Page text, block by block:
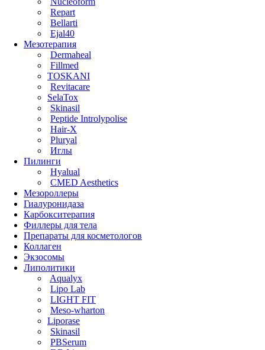
Repart
Bellarti
Ejal40
Мезотерапия
Dermaheal
Fillmed
TOSKANI
Revitacare
SelaTox
Skinasil
Peptide Introlypolise
Hair-X
Pluryal
Иглы
Пилинги
Hyalual
CMED Aesthetics
Мезороллеры
Гиалуронидаза
Карбокситерапия
Филлеры для тела
Препараты для косметологов
Коллаген
Экзосомы
Липолитики
Aqualyx
Lipo Lab
LIGHT FIT
Meso-wharton
Liporase
Skinasil
PBSerum